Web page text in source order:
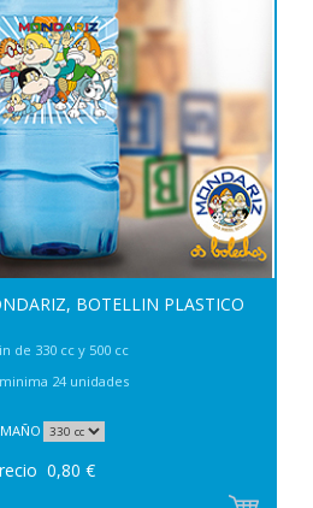
BOTELLIN PLASTICO
de 330 cc y 500 cc
24 unidades
0,80 €